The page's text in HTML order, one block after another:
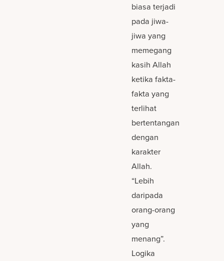
biasa terjadi
pada jiwa-
jiwa yang
memegang
kasih Allah
ketika fakta-
fakta yang
terlihat
bertentangan
dengan
karakter
Allah.
“Lebih
daripada
orang-orang
yang
menang”.
Logika